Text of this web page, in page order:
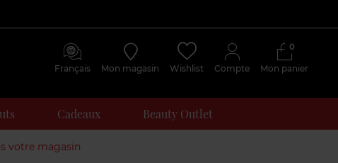
Français Mon magasin Wishlist Compte Mon panier
0
Cadeaux Beauty Outlet
votre magasin